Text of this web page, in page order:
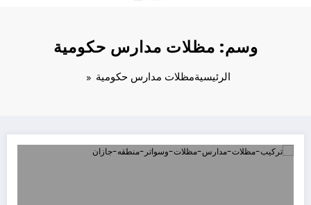
وسم: مظلات مدارس حكومية
الرئيسيةمظلات مدارس حكومية